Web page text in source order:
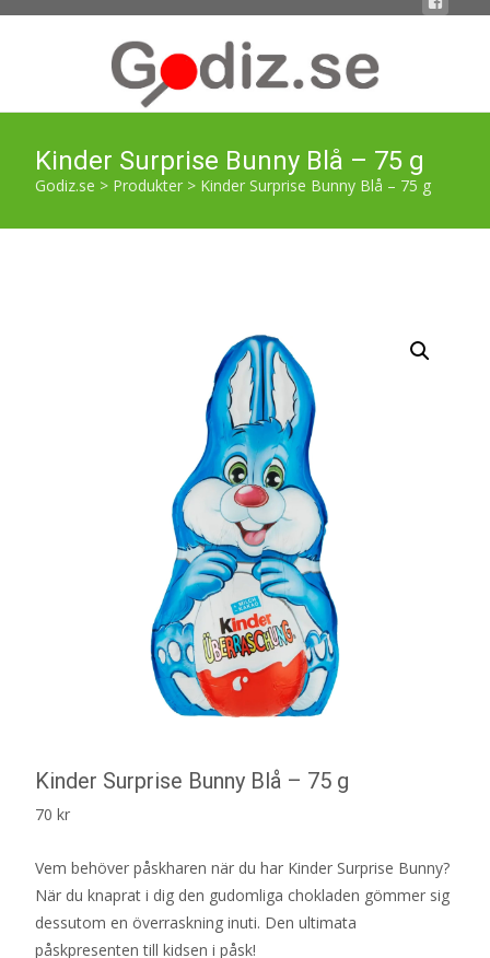
Kinder Surprise Bunny Blå – 75 g
Godiz.se > Produkter > Kinder Surprise Bunny Blå – 75 g
Kinder Surprise Bunny Blå – 75 g
70 kr
Vem behöver påskharen när du har Kinder Surprise Bunny?
När du knaprat i dig den gudomliga chokladen gömmer sig
dessutom en överraskning inuti. Den ultimata
påskpresenten till kidsen i påsk!